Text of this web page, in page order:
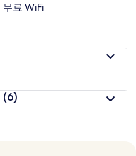
무료 WiFi
(6)